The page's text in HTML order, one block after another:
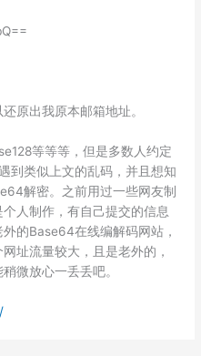
原出我原本邮箱地址。
等等等，但是多数人约定
到类似上文的乱码，并且想知
解密。之前用过一些网友制
人制作，有自己提交的信息
的Base64在线编解码网站，
址流量较大，且是老外的，
微放心一丢丢吧。